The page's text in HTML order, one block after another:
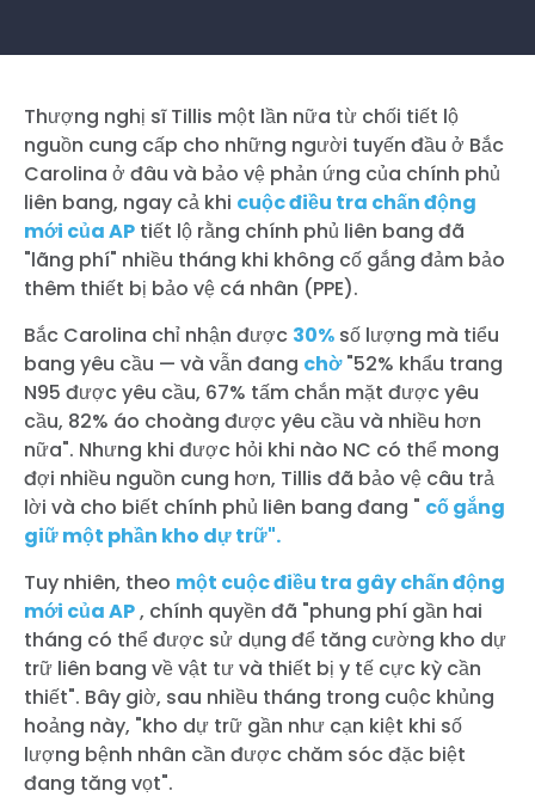
Thượng nghị sĩ Tillis một lần nữa từ chối tiết lộ
nguồn cung cấp cho những người tuyến đầu ở Bắc
Carolina ở đâu và bảo vệ phản ứng của chính phủ
liên bang, ngay cả khi cuộc điều tra chấn động
mới của AP tiết lộ rằng chính phủ liên bang đã
"lãng phí" nhiều tháng khi không cố gắng đảm bảo
thêm thiết bị bảo vệ cá nhân (PPE).
Bắc Carolina chỉ nhận được 30% số lượng mà tiểu
bang yêu cầu — và vẫn đang chờ"52% khẩu trang
N95 được yêu cầu, 67% tấm chắn mặt được yêu
cầu, 82% áo choàng được yêu cầu và nhiều hơn
nữa". Nhưng khi được hỏi khi nào NC có thể mong
đợi nhiều nguồn cung hơn, Tillis đã bảo vệ câu trả
lời và cho biết chính phủ liên bang đang " cố gắng
giữ một phần kho dự trữ".
Tuy nhiên, theo một cuộc điều tra gây chấn động
mới của AP, chính quyền đã "phung phí gần hai
tháng có thể được sử dụng để tăng cường kho dự
trữ liên bang về vật tư và thiết bị y tế cực kỳ cần
thiết". Bây giờ, sau nhiều tháng trong cuộc khủng
hoảng này, "kho dự trữ gần như cạn kiệt khi số
lượng bệnh nhân cần được chăm sóc đặc biệt
đang tăng vọt".